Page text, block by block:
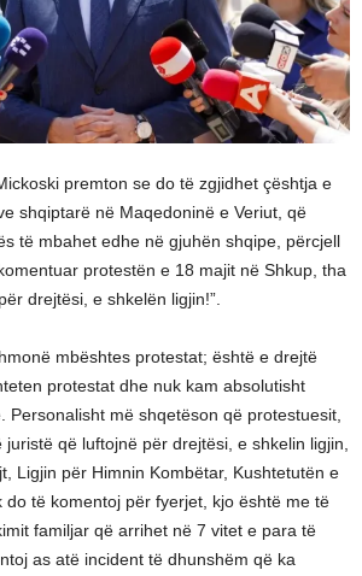
premton se do të zgjidhet çështja e
shqiptarë në Maqedoninë e Veriut, që
të mbahet edhe në gjuhën shqipe, përcjell
protestën e 18 majit në Shkup, tha
drejtësi, e shkelën ligjin!”.
mbështes protestat; është e drejtë
protestat dhe nuk kam absolutisht
Personalisht më shqetëson që protestuesit,
që luftojnë për drejtësi, e shkelin ligjin,
Ligjin për Himnin Kombëtar, Kushtetutën e
do të komentoj për fyerjet, kjo është me të
familjar që arrihet në 7 vitet e para të
as atë incident të dhunshëm që ka